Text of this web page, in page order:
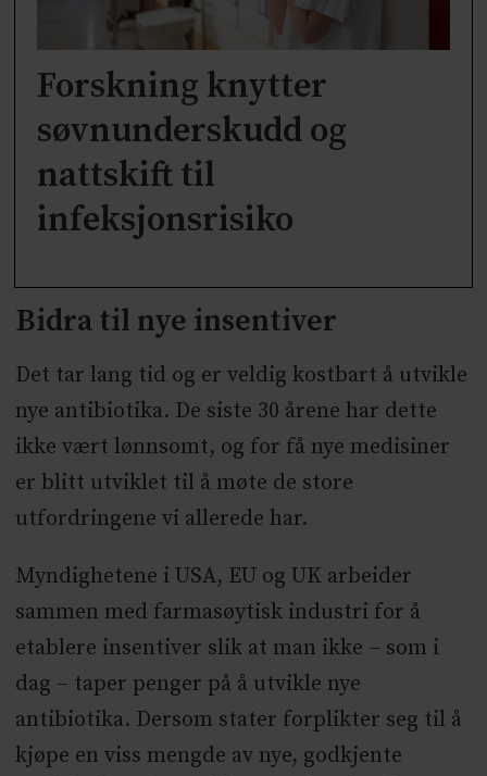
Forskning knytter
søvnunderskudd og
nattskift til
infeksjonsrisiko
Bidra til nye insentiver
Det tar lang tid og er veldig kostbart å utvikle
nye antibiotika. De siste 30 årene har dette
ikke vært lønnsomt, og for få nye medisiner
er blitt utviklet til å møte de store
utfordringene vi allerede har.
Myndighetene i USA, EU og UK arbeider
sammen med farmasøytisk industri for å
etablere insentiver slik at man ikke – som i
dag – taper penger på å utvikle nye
antibiotika. Dersom stater forplikter seg til å
kjøpe en viss mengde av nye, godkjente